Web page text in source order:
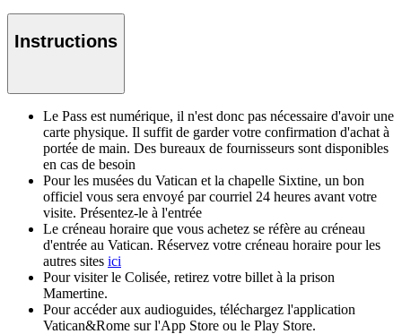
Instructions
Le Pass est numérique, il n'est donc pas nécessaire d'avoir une
carte physique. Il suffit de garder votre confirmation d'achat à
portée de main. Des bureaux de fournisseurs sont disponibles
en cas de besoin
Pour les musées du Vatican et la chapelle Sixtine, un bon
officiel vous sera envoyé par courriel 24 heures avant votre
visite. Présentez-le à l'entrée
Le créneau horaire que vous achetez se réfère au créneau
d'entrée au Vatican. Réservez votre créneau horaire pour les
autres sites ici
Pour visiter le Colisée, retirez votre billet à la prison
Mamertine.
Pour accéder aux audioguides, téléchargez l'application
Vatican&Rome sur l'App Store ou le Play Store.